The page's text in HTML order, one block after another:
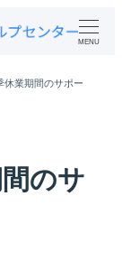
MENU
休業期間のサポー
のサ